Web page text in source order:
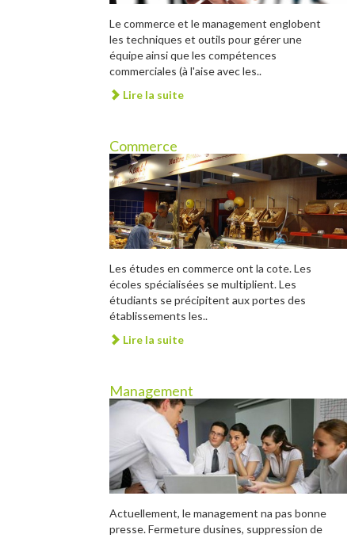
Le commerce et le management englobent
les techniques et outils pour gérer une
équipe ainsi que les compétences
commerciales (à l'aise avec les..
Lire la suite
Commerce
Les études en commerce ont la cote. Les
écoles spécialisées se multiplient. Les
étudiants se précipitent aux portes des
établissements les..
Lire la suite
Management
Actuellement, le management na pas bonne
presse. Fermeture dusines, suppression de